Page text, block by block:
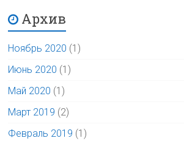
Архив
Ноябрь 2020 (1)
Июнь 2020 (1)
Май 2020 (1)
Март 2019 (2)
Февраль 2019 (1)